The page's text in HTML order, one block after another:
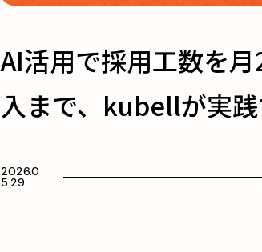
AI活用で採用工数を
入まで、kubellが実
2026.0
5.29